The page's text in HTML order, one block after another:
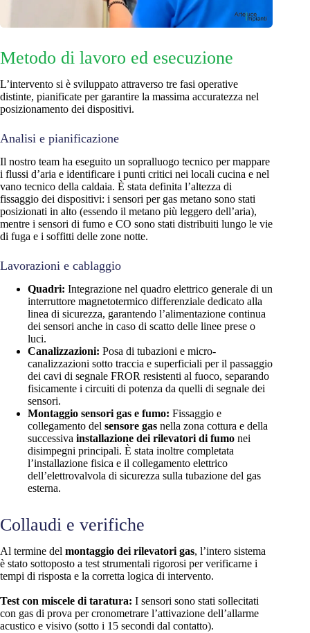
Metodo di lavoro ed esecuzione
L’intervento si è sviluppato attraverso tre fasi operative
distinte, pianificate per garantire la massima accuratezza nel
posizionamento dei dispositivi.
Analisi e pianificazione
Il nostro team ha eseguito un sopralluogo tecnico per mappare
i flussi d’aria e identificare i punti critici nei locali cucina e nel
vano tecnico della caldaia. È stata definita l’altezza di
fissaggio dei dispositivi: i sensori per gas metano sono stati
posizionati in alto (essendo il metano più leggero dell’aria),
mentre i sensori di fumo e CO sono stati distribuiti lungo le vie
di fuga e i soffitti delle zone notte.
Lavorazioni e cablaggio
Quadri: Integrazione nel quadro elettrico generale di un
interruttore magnetotermico differenziale dedicato alla
linea di sicurezza, garantendo l’alimentazione continua
dei sensori anche in caso di scatto delle linee prese o
luci.
Canalizzazioni: Posa di tubazioni e micro-
canalizzazioni sotto traccia e superficiali per il passaggio
dei cavi di segnale FROR resistenti al fuoco, separando
fisicamente i circuiti di potenza da quelli di segnale dei
sensori.
Montaggio sensori gas e fumo: Fissaggio e
collegamento del sensore gas nella zona cottura e della
successiva installazione dei rilevatori di fumo nei
disimpegni principali. È stata inoltre completata
l’installazione fisica e il collegamento elettrico
dell’elettrovalvola di sicurezza sulla tubazione del gas
esterna.
Collaudi e verifiche
Al termine del montaggio dei rilevatori gas, l’intero sistema
è stato sottoposto a test strumentali rigorosi per verificarne i
tempi di risposta e la corretta logica di intervento.
Test con miscele di taratura: I sensori sono stati sollecitati
con gas di prova per cronometrare l’attivazione dell’allarme
acustico e visivo (sotto i 15 secondi dal contatto).